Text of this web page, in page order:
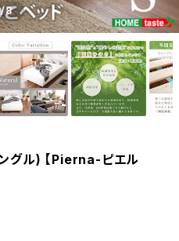
/8
グル) 【Pierna-ピエル